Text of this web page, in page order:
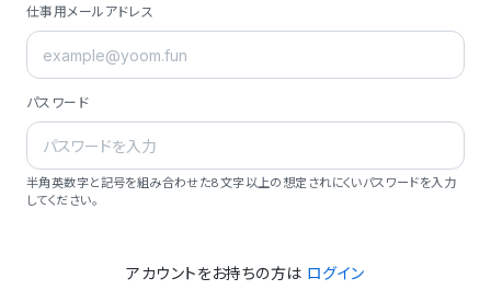
仕事用メールアドレス
パスワード
半角英数字と記号を組み合わせた8文字以上の想定されにくいパスワードを入力
してください。
アカウントをお持ちの方は ログイン